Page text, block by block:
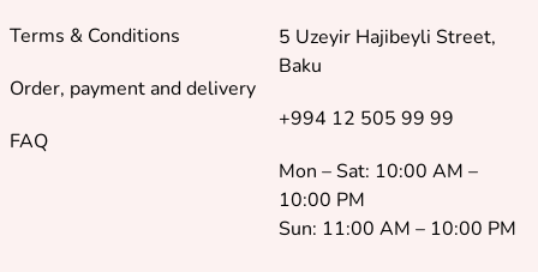
Terms & Conditions
Order, payment and delivery
FAQ
5 Uzeyir Hajibeyli Street,
Baku
+994 12 505 99 99
Mon – Sat: 10:00 AM –
10:00 PM
Sun: 11:00 AM – 10:00 PM